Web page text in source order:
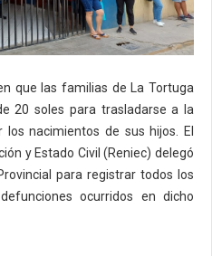
que las familias de La Tortuga
20 soles para trasladarse a la
nacimientos de sus hijos. El
y Estado Civil (Reniec) delegó
para registrar todos los
ocurridos en dicho